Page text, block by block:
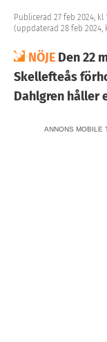
Publicerad 27 feb 2024, kl
(uppdaterad 28 feb 2024,
NÖJE Den 22
Skellefteås
Dahlgren håller
ANNONS MOBILE